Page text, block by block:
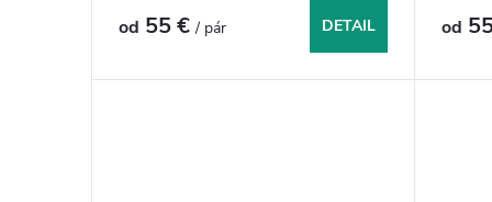
od 55 €/ pár DETAIL
od